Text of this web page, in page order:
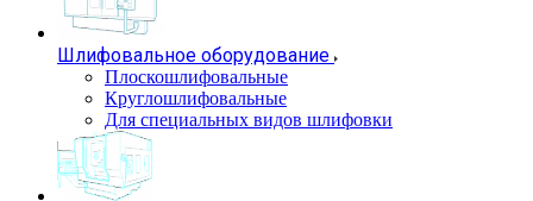
Шлифовальное оборудование
Плоскошлифовальные
Круглошлифовальные
Для специальных видов шлифовки